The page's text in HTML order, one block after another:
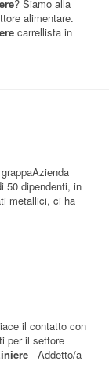
? Siamo alla
alimentare.
carrellista in
50 dipendenti, in
metallici, ci ha
il contatto con
per il settore
- Addetto/a